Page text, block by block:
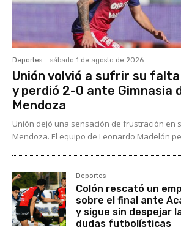
Deportes sábado 1 de agosto de 2026
Unión volvió a sufrir su falta
y perdió 2-0 ante Gimnasia
Mendoza
Unión dejó una sensación de frustración en
Mendoza. El equipo de Leonardo Madelón
Deportes
Colón rescató un
sobre el final ante
y sigue sin despejar
dudas futbolísticas